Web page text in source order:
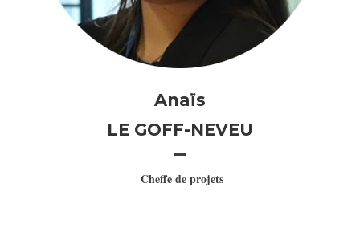
Anaïs
LE GOFF-NEVEU
Cheffe de projets